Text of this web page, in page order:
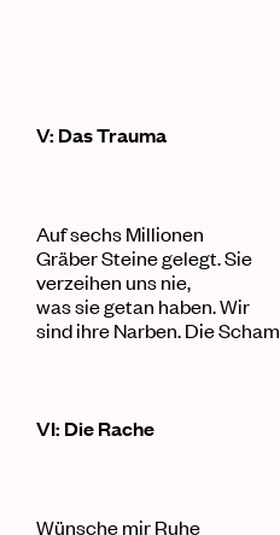
V: Das Trauma
Auf sechs Millionen
Gräber Steine gelegt. Sie
verzeihen uns nie,
was sie getan haben. Wir
sind ihre Narben. Die Scham.
VI: Die Rache
Wünsche mir Ruhe